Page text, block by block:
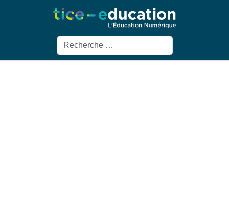
Mobile Menu Toggle
Rechercher